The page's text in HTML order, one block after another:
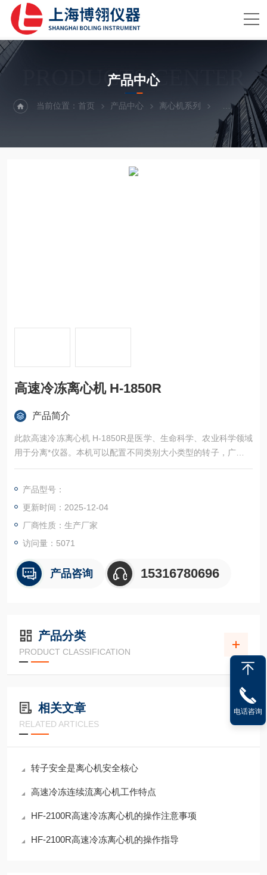
PRODUCTS CENTER
产品中心
当前位置：首页 产品中心 离心机系列 高速冷冻离
高速冷冻离心机 H-1850R
产品简介
此款高速冷冻离心机 H-1850R是医学、生命科学、农业科学领域
用于分离*仪器。本机可以配置不同类别大小类型的转子，广泛满
足各种科研实验和小批量制备的要求。该机器制冷力强，采用变
示，多种参数一目了然，操作更简便，并具有综合安全保护系
统，是您Z理想的选择。
产品型号：
更新时间：2025-12-04
厂商性质：生产厂家
访问量：5071
产品咨询 15316780696
产品分类
PRODUCT CLASSIFICATION
相关文章
RELATED ARTICLES
转子安全是离心机安全核心
高速冷冻连续流离心机工作特点
HF-2100R高速冷冻离心机的操作注意事项
HF-2100R高速冷冻离心机的操作指导
电话咨询